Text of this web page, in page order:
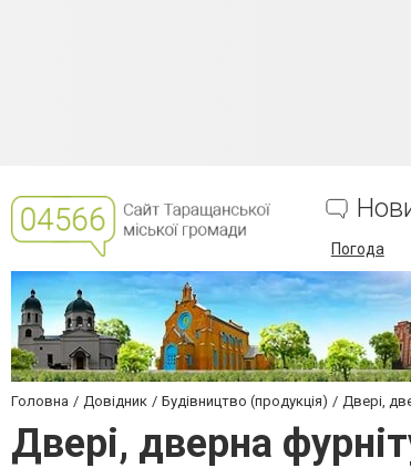
Погода
Головна Довідник Будівництво (продукція) Двері,
Двері, дверна